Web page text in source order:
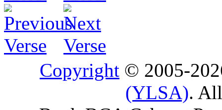
Copyright © 2005-
(YLSA).